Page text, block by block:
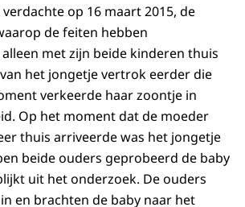
op 16 maart 2015, de
de feiten hebben
met zijn beide kinderen thuis
het jongetje vertrok eerder die
verkeerde haar zoontje in
Op het moment dat de moeder
thuis arriveerde was het jongetje
beide ouders geprobeerd de baby
uit het onderzoek. De ouders
en brachten de baby naar het